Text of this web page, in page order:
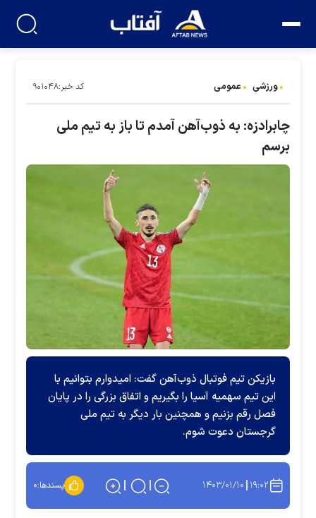
ورزشی عمومی کد خبر:۹۰۱۰۴۸
چابرادزه: به ذوب‌آهن آمدم تا باز به تیم ملی
برسم
بازیکن تیم فوتبال ذوب‌آهن گفت: امیدوارم بتوانیم با
این تیم سهمیه آسیا را بگیریم و اتفاق بزرگی را در پایان
فصل رقم بزنیم و همچنین بار دیگر به تیم ملی
گرجستان دعوت شوم.
۱۹:۰۲ ۱۴۰۳/۰۱/۱۰ پسندها:۰